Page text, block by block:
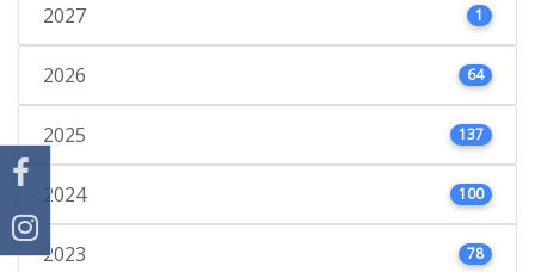
2027 1
2026 64
2025 137
2024 100
2023 78